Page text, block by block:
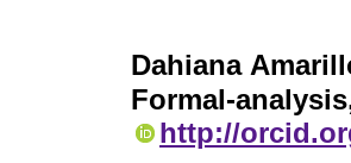
Dahiana
Formal-
http://